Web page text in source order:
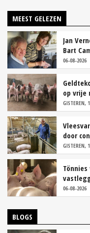
MEEST GELEZEN
Jan
Bart
06-08-2026
op vrije
GISTEREN,
door
GISTEREN,
06-08-2026
BLOGS